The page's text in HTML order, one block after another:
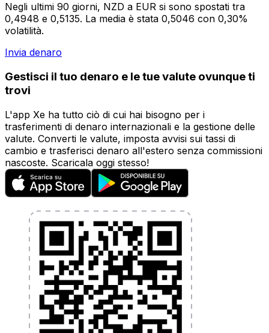
Negli ultimi 90 giorni, NZD a EUR si sono spostati tra
0,4948 e 0,5135. La media è stata 0,5046 con 0,30%
volatilità.
Invia denaro
Gestisci il tuo denaro e le tue valute ovunque ti
trovi
L'app Xe ha tutto ciò di cui hai bisogno per i
trasferimenti di denaro internazionali e la gestione delle
valute. Converti le valute, imposta avvisi sui tassi di
cambio e trasferisci denaro all'estero senza commissioni
nascoste. Scaricala oggi stesso!